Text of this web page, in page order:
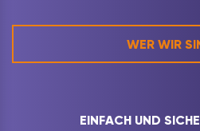
WER WIR
EINFACH UND